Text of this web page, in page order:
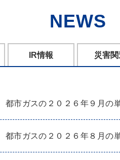
NEWS
IR情報 災害
都市ガスの２０２６年９月の
都市ガスの２０２６年８月の